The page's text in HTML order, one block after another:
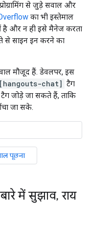
से जुड़े सवाल और
का भी इस्तेमाल
है और न ही इसे मैनेज करता
से साइन इन करने का
मौजूद हैं. डेवलपर, इस
[hangouts-chat] टैग
जोड़े जा सकते हैं, ताकि
जा सके.
पूछना
में सुझाव, राय